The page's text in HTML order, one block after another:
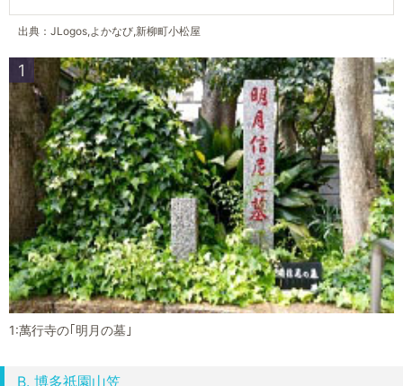
出典：JLogos,よかなび,新柳町小松屋
1
1:萬行寺の｢明月の墓｣
B. 博多祇園山笠